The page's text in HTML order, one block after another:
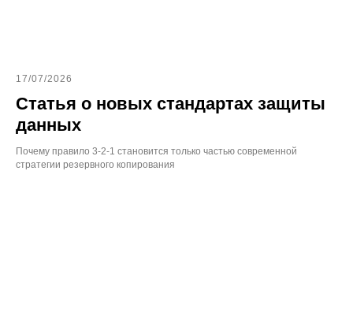
17/07/2026
Статья о новых стандартах защиты
данных
Почему правило 3-2-1 становится только частью современной
стратегии резервного копирования